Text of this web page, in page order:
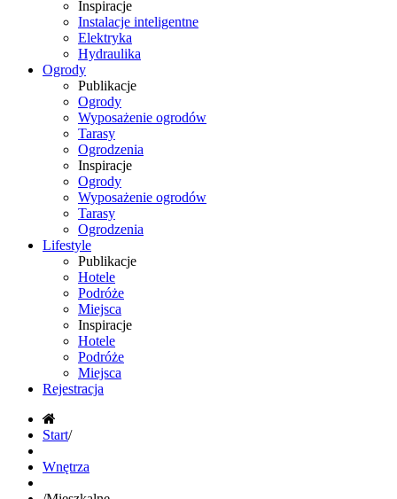
Inspiracje
Instalacje inteligentne
Elektryka
Hydraulika
Ogrody
Publikacje
Ogrody
Wyposażenie ogrodów
Tarasy
Ogrodzenia
Inspiracje
Ogrody
Wyposażenie ogrodów
Tarasy
Ogrodzenia
Lifestyle
Publikacje
Hotele
Podróże
Miejsca
Inspiracje
Hotele
Podróże
Miejsca
Rejestracja
Start/
Wnętrza